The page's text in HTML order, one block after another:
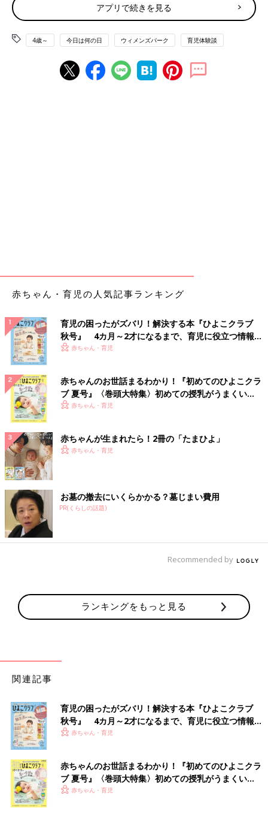
ば子どもたち喜びますか？」
口コミサイト『ウィメンズパーク』には、部活動の差し入れをし
てみました。
感のあるバナナは、食べ盛りの男の子には3時のおやつに喜ばれ
ました」
「息子はラグビー部です。飲み物は各自で持ってきているので、
暑い時期でなければハンバーガーも好評です。見た目にもありが
たみが増すみたい」
食べ盛り男子には、ガッツリ食べ応えのあるものがよさそうです
ね。
「暑い時期の大会には、熱中症予防に“塩分チャージ”とか、塩分
が補給できるタブレットを。子どもたちも熱中症予防を意識して
飲み物はまめにとってるけど、塩分補給も欠かせないので」
「剣道やバスケの試合の時にははちみつレモンが定番でした。レ
モンの薄切りをタッパーに並べ、蜂蜜をかけ冷凍しておきます。
会場に着くころに半解凍で、シャリシャリとシャーベットみたい
の定番にしたい！
ほか、差し入れをする時は、分けやすい個包装で、その場で食べ
る？「面倒…」「関係ない話題ばかり」
とモヤっとする人も。スマートに抜ける
には？
今回のテーマは「LINEグループ」についてで
す。便利なLINEグループ機能ですが、自分に関
ーザーに聞いた声をご紹介するとともに、ITジ
ャーナリストで成蹊大学客員教授の高橋暁子さ
んに上手なLINEとのつきあい方についてお聞き
■文中のコメントはすべて、『ウィメンズパーク』（2022年1月
末まで）の投稿からの抜粋です。
※この記事は「たまひよONLINE」で過去に公開されたもので
す。
アプリで続きを見る
4歳～ 今日は何の日 ウィメンズパーク 育児体験談
赤ちゃん・育児の人気記事ランキング
育児の困ったがズバリ！解決する本『ひよこクラブ
秋号』 4カ月～2才になるまで、育児に役立つ情報が
いっぱい！
赤ちゃん・育児
赤ちゃんのお世話まるわかり！『初めてのひよこクラ
ブ 夏号』〈巻頭大特集〉初めての授乳がうまくい
く！ おっぱい・ミルクの基本と夏のトラブル 解決テ
赤ちゃん・育児
赤ちゃんが生まれたら！2冊の「たまひよ」
赤ちゃん・育児
お墓の撤去にいくらかかる？墓じまい費用
PR(くらしの話題)
Recommended by
ランキングをもっと見る
関連記事
育児の困ったがズバリ！解決する本『ひよこクラブ
秋号』 4カ月～2才になるまで、育児に役立つ情報が
いっぱい！
赤ちゃん・育児
赤ちゃんのお世話まるわかり！『初めてのひよこクラ
ブ 夏号』〈巻頭大特集〉初めての授乳がうまくい
く！ おっぱい・ミルクの基本と夏のトラブル 解決テ
赤ちゃん・育児